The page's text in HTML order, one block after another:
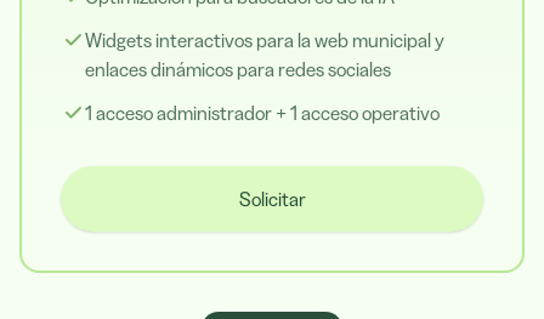
Widgets interactivos para la web municipal y
enlaces dinámicos para redes sociales
1 acceso administrador + 1 acceso operativo
Solicitar